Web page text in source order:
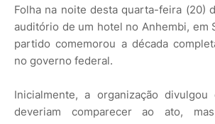
Folha na noite desta quarta-feira (20)
auditório de um hotel no Anhembi, em
partido comemorou a década
no governo federal.
Inicialmente, a organização
deveriam comparecer ao ato,